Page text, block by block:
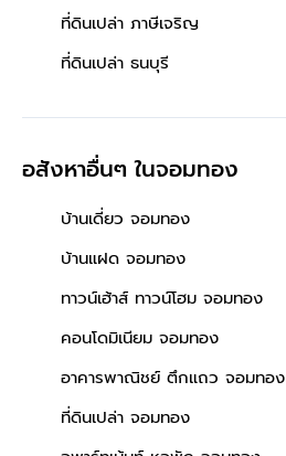
ที่ดินเปล่า ภาษีเจริญ
ที่ดินเปล่า ธนบุรี
อสังหาอื่นๆในจอมทอง
บ้านเดี่ยว จอมทอง
บ้านแฝด จอมทอง
ทาวน์เฮ้าส์ ทาวน์โฮม จอมทอง
คอนโดมิเนียม จอมทอง
อาคารพาณิชย์ ตึกแถว จอมทอง
ที่ดินเปล่า จอมทอง